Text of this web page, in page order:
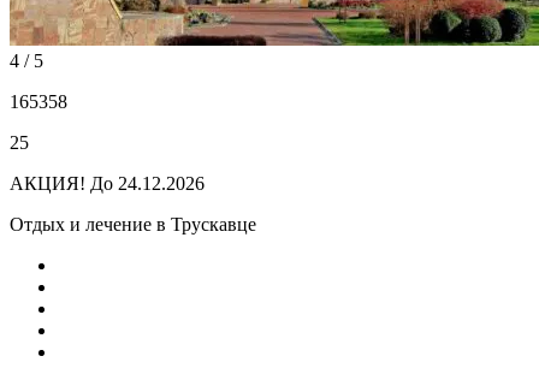
4 / 5
165358
25
АКЦИЯ! До 24.12.2026
Отдых и лечение в Трускавце